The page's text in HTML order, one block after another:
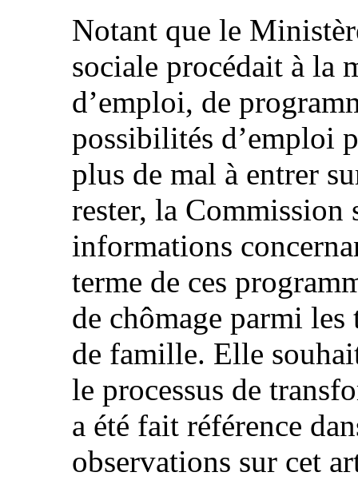
Notant que le
sociale procédait à la
d’emploi, de
possibilités d’emploi
plus de mal à entrer
rester, la Commission
informations
terme de ces
de chômage parmi
de famille. Elle
le processus de
a été fait référence
observations sur cet